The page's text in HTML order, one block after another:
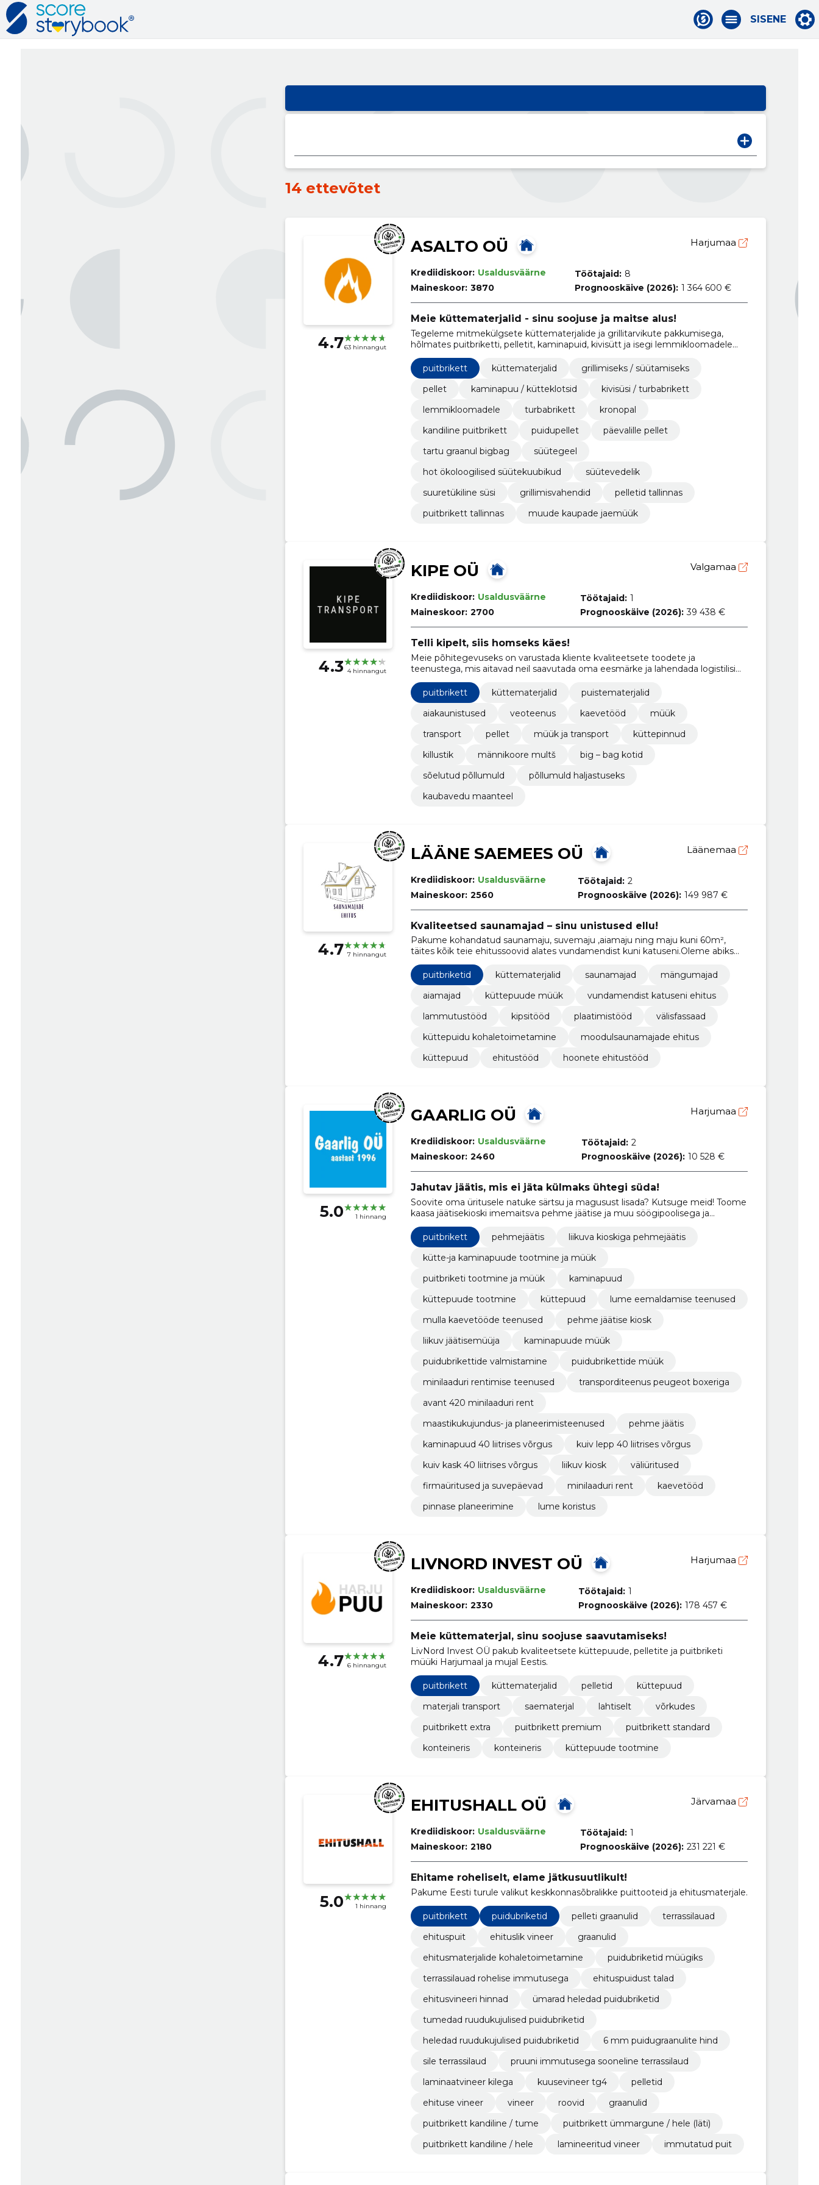
SISENE
14 ettevõtet
4.763 hinnangut
ASALTO OÜ Harjumaa
Krediidiskoor: Usaldusväärne
Maineskoor: 3870
Töötajaid: 8
Prognooskäive (2026): 1 364 600 €
Meie küttematerjalid - sinu soojuse ja maitse alus!
Tegeleme mitmekülgsete küttematerjalide ja grillitarvikute pakkumisega,
hõlmates puitbriketti, pelletit, kaminapuid, kivisütt ja isegi lemmikloomadele
mõeldud tooteid Tallinnas.
puitbrikett
küttematerjalid
grillimiseks / süütamiseks
pellet
kaminapuu / kütteklotsid
kivisüsi / turbabrikett
lemmikloomadele
turbabrikett
kronopal
kandiline puitbrikett
puidupellet
päevalille pellet
tartu graanul bigbag
süütegeel
hot ökoloogilised süütekuubikud
süütevedelik
suuretükiline süsi
grillimisvahendid
pelletid tallinnas
puitbrikett tallinnas
muude kaupade jaemüük
4.3 4 hinnangut
KIPE OÜ Valgamaa
Krediidiskoor: Usaldusväärne
Maineskoor: 2700
Töötajaid: 1
Prognooskäive (2026): 39 438 €
Telli kipelt, siis homseks käes!
Meie põhitegevuseks on varustada kliente kvaliteetsete toodete ja
teenustega, mis aitavad neil saavutada oma eesmärke ja lahendada logistilisi
puitbrikett
küttematerjalid
puistematerjalid
aiakaunistused
veoteenus kaevetööd
müük
transport
pellet müük ja transport
küttepinnud
killustik
männikoore multš
big – bag kotid
sõelutud põllumuld
põllumuld haljastuseks
kaubavedu maanteel
4.7 7 hinnangut
LÄÄNE SAEMEES OÜ Läänemaa
Krediidiskoor: Usaldusväärne
Maineskoor: 2560
Töötajaid: 2
Prognooskäive (2026): 149 987 €
Kvaliteetsed saunamajad – sinu unistused ellu!
Pakume kohandatud saunamaju, suvemaju ,aiamaju ning maju kuni 60m²,
täites kõik teie ehitussoovid alates vundamendist kuni katuseni.Oleme abiks
maapinna ettevalmistuste töödele.
puitbriketid
küttematerjalid saunamajad
mängumajad
aiamajad
küttepuude müük
vundamendist katuseni ehitus
lammutustööd
kipsitööd plaatimistööd
välisfassaad
küttepuidu kohaletoimetamine
moodulsaunamajade ehitus
küttepuud
ehitustööd hoonete ehitustööd
5.0 1 hinnang
GAARLIG OÜ Harjumaa
Krediidiskoor: Usaldusväärne
Maineskoor: 2460
Töötajaid: 2
Prognooskäive (2026): 10 528 €
Jahutav jäätis, mis ei jäta külmaks ühtegi süda!
Soovite oma üritusele natuke särtsu ja magusust lisada? Kutsuge meid! Toome
kaasa jäätisekioski imemaitsva pehme jäätise ja muu söögipoolisega ja
garanteerime, et iga suu saab magusaks!
puitbrikett
pehmejäätis
liikuva kioskiga pehmejäätis
kütte-ja kaminapuude tootmine ja müük
puitbriketi tootmine ja müük
kaminapuud
küttepuude tootmine
küttepuud
lume eemaldamise teenused
mulla kaevetööde teenused
pehme jäätise kiosk
liikuv jäätisemüüja
kaminapuude müük
puidubrikettide valmistamine
puidubrikettide müük
minilaaduri rentimise teenused
transporditeenus peugeot boxeriga
avant 420 minilaaduri rent
maastikukujundus- ja planeerimisteenused
pehme jäätis
kaminapuud 40 liitrises võrgus
kuiv lepp 40 liitrises võrgus
kuiv kask 40 liitrises võrgus
liikuv kiosk
väliüritused
firmaüritused ja suvepäevad
minilaaduri rent
kaevetööd
pinnase planeerimine
lume koristus
4.7 6 hinnangut
LIVNORD INVEST OÜ Harjumaa
Krediidiskoor: Usaldusväärne
Maineskoor: 2330
Töötajaid: 1
Prognooskäive (2026): 178 457 €
Meie küttematerjal, sinu soojuse saavutamiseks!
LivNord Invest OÜ pakub kvaliteetsete küttepuude, pelletite ja puitbriketi
müüki Harjumaal ja mujal Eestis.
puitbrikett küttematerjalid pelletid
küttepuud
materjali transport
saematerjal lahtiselt
võrkudes
puitbrikett extra
puitbrikett premium
puitbrikett standard
konteineris
konteineris küttepuude tootmine
5.0 1 hinnang
EHITUSHALL OÜ Järvamaa
Krediidiskoor: Usaldusväärne
Maineskoor: 2180
Töötajaid: 1
Prognooskäive (2026): 231 221 €
Ehitame roheliselt, elame jätkusuutlikult!
Pakume Eesti turule valikut keskkonnasõbralikke puittooteid ja ehitusmaterjale.
puitbrikett puidubriketid pelleti graanulid
terrassilauad
ehituspuit
ehituslik vineer
graanulid
ehitusmaterjalide kohaletoimetamine
puidubriketid müügiks
terrassilauad rohelise immutusega
ehituspuidust talad
ehitusvineeri hinnad
ümarad heledad puidubriketid
tumedad ruudukujulised puidubriketid
heledad ruudukujulised puidubriketid
6 mm puidugraanulite hind
sile terrassilaud
pruuni immutusega sooneline terrassilaud
laminaatvineer kilega
kuusevineer tg4
pelletid
ehituse vineer
vineer roovid
graanulid
puitbrikett kandiline / tume
puitbrikett ümmargune / hele (läti)
puitbrikett kandiline / hele
lamineeritud vineer immutatud puit